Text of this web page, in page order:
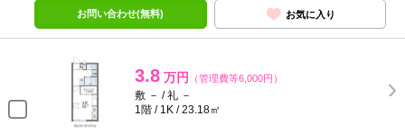
お問い合わせ(無料) お気に入り
3.8 万円 （管理費等6,000円）
敷 － / 礼 －
1階 / 1K / 23.18㎡